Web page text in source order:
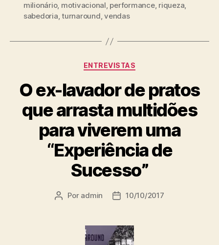
milionário, motivacional, performance, riqueza,
sabedoria,turnaround,vendas
ENTREVISTAS
O ex-lavador de pratos
que arrasta multidões
para viverem uma
“Experiência de
Sucesso”
Por admin 10/10/2017